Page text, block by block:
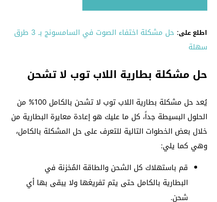
اطلع على:
حل مشكلة اختفاء الصوت في السامسونج بـ 3 طرق
سهلة
حل مشكلة بطارية اللاب توب لا تشحن
يُعد حل مشكلة بطارية اللاب توب لا تشحن بالكامل 100% من
الحلول البسيطة جداً، كل ما عليك هو إعادة معايرة البطارية من
خلال بعض الخطوات التالية للتعرف على حل المشكلة بالكامل،
وهي كما يلي:
قم باستهلاك كل الشحن والطاقة المُخزنة في
البطارية بالكامل حتى يتم تفريغها ولا يبقى بها أي
شحن.